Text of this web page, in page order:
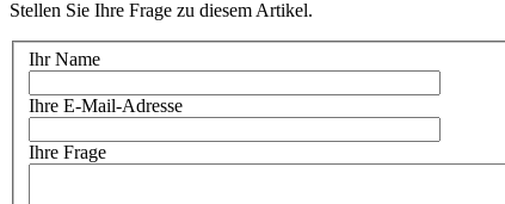
Stellen Sie Ihre Frage zu diesem Artikel.
Ihr Name
Ihre E-Mail-Adresse
Ihre Frage